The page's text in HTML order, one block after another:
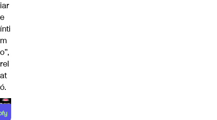
iar
e
ínti
m
o”,
rel
at
ó.